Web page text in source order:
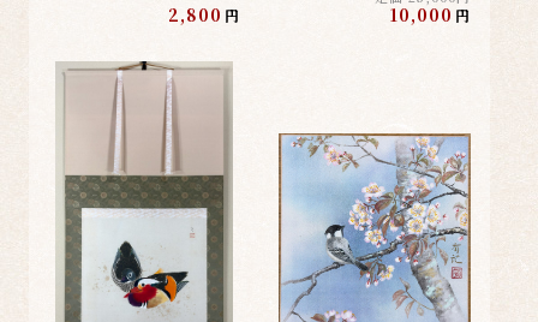
2,800 円 10,000 円